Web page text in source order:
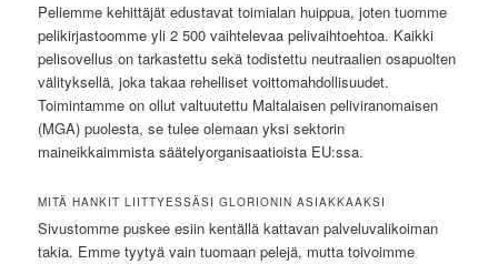
Peliemme kehittäjät edustavat toimialan huippua, joten tuomme
pelikirjastoomme yli 2 500 vaihtelevaa pelivaihtoehtoa. Kaikki
pelisovellus on tarkastettu sekä todistettu neutraalien osapuolten
välityksellä, joka takaa rehelliset voittomahdollisuudet.
Toimintamme on ollut valtuutettu Maltalaisen peliviranomaisen
(MGA) puolesta, se tulee olemaan yksi sektorin
maineikkaimmista säätelyorganisaatioista EU:ssa.
MITÄ HANKIT LIITTYESSÄSI GLORIONIN ASIAKKAAKSI
Sivustomme puskee esiin kentällä kattavan palveluvalikoiman
takia. Emme tyytyä vain tuomaan pelejä, mutta toivoimme